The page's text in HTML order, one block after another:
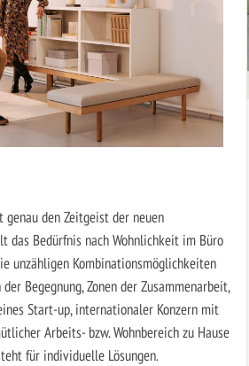
den Zeitgeist der neuen
das Bedürfnis nach Wohnlichkeit im Büro
unzähligen Kombinationsmöglichkeiten
Begegnung, Zonen der Zusammenarbeit,
Start-up, internationaler Konzern mit
Arbeits- bzw. Wohnbereich zu Hause
für individuelle Lösungen.